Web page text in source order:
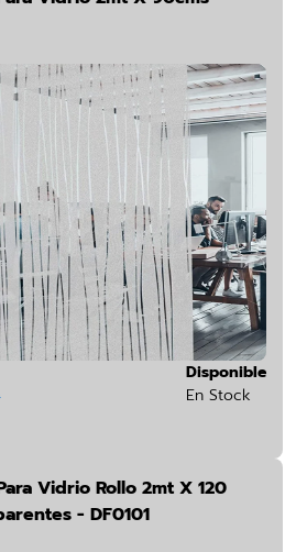
Disponible
En Stock
Vidrio Rollo 2mt X 120
- DF0101